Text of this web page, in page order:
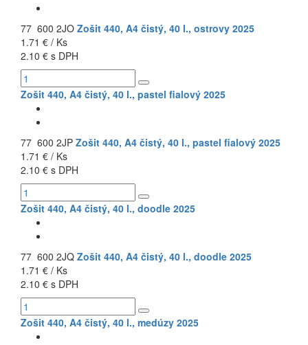
77 600 2JO Zošit 440, A4 čistý, 40 l., ostrovy 2025
1.71 € / Ks
2.10 € s DPH
Zošit 440, A4 čistý, 40 l., pastel fialový 2025
77 600 2JP Zošit 440, A4 čistý, 40 l., pastel fialový 2025
1.71 € / Ks
2.10 € s DPH
Zošit 440, A4 čistý, 40 l., doodle 2025
77 600 2JQ Zošit 440, A4 čistý, 40 l., doodle 2025
1.71 € / Ks
2.10 € s DPH
Zošit 440, A4 čistý, 40 l., medúzy 2025